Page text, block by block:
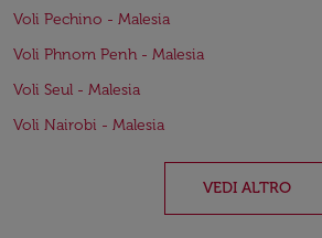
Voli Pechino - Malesia
Voli Phnom Penh - Malesia
Voli Seul - Malesia
Voli Nairobi - Malesia
VEDI ALTRO